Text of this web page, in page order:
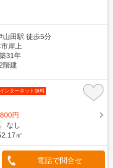
山田駅 徒歩5分
岸上
31年
2階建
インターネット無料
円
なし
㎡
電話で問合せ